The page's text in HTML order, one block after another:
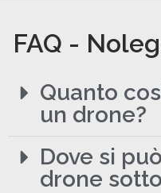
FAQ -
Quanto
un drone?
Dove si
drone